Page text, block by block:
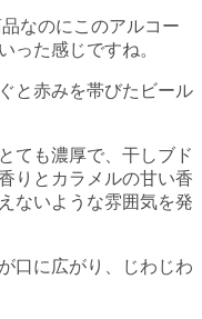
なのにこのアルコー
った感じですね。
と赤みを帯びたビール
ても濃厚で、干しブド
りとカラメルの甘い香
ないような雰囲気を発
口に広がり、じわじわ